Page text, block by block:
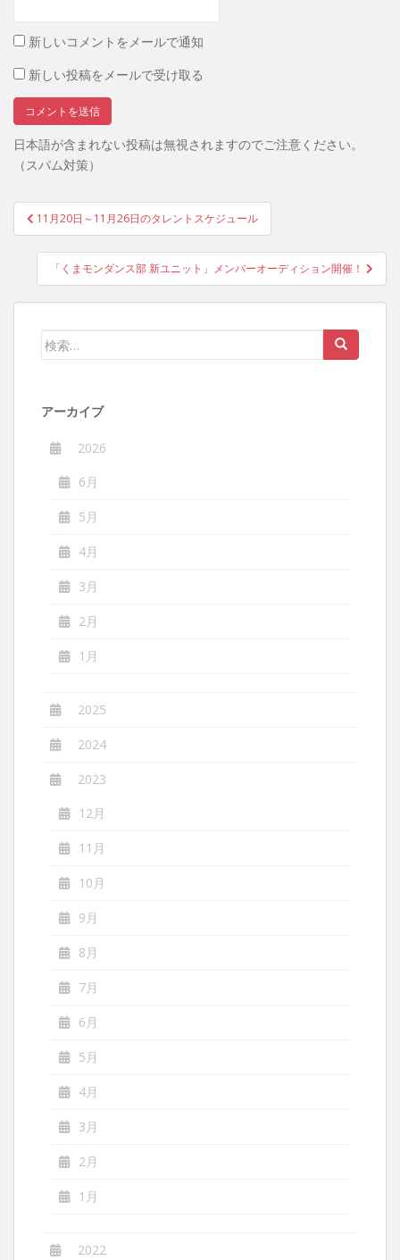
新しいコメントをメールで通知
新しい投稿をメールで受け取る
日本語が含まれない投稿は無視されますのでご注意ください。
（スパム対策）
投
稿
ゲ
11月20日～11月26日のタレントスケジュール
「くまモンダンス部 新ユニット」メンバーオーディション開催！
検
アーカイブ
2026
6月
5月
4月
3月
2月
1月
2025
2024
2023
12月
11月
10月
9月
8月
7月
6月
5月
4月
3月
2月
1月
2022